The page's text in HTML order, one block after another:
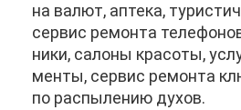
на ва­лют, ап­те­ка,
сер­вис ре­мон­та
ни­ки, са­ло­ны кра­со­ты,
мен­ты, сер­вис ре­мон­та
по рас­пы­ле­нию ду­хов.